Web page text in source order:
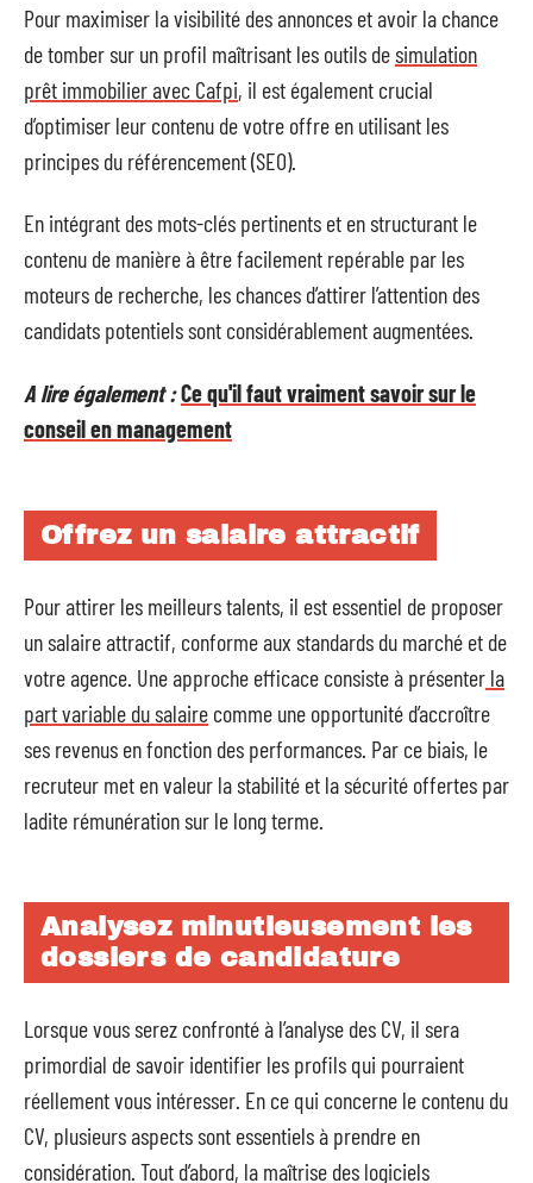
Pour maximiser la visibilité des annonces et avoir la chance
de tomber sur un profil maîtrisant les outils desimulation
prêt immobilier avec Cafpi, il est également crucial
d’optimiser leur contenu de votre offre en utilisant les
principes du référencement (SEO).
En intégrant des mots-clés pertinents et en structurant le
contenu de manière à être facilement repérable par les
moteurs de recherche, les chances d’attirer l’attention des
candidats potentiels sont considérablement augmentées.
A lire également :Ce qu'il faut vraiment savoir sur le
conseil en management
Offrez un salaire attractif
Pour attirer les meilleurs talents, il est essentiel de proposer
un salaire attractif, conforme aux standards du marché et de
votre agence. Une approche efficace consiste à présenter la
part variable du salaire comme une opportunité d’accroître
ses revenus en fonction des performances. Par ce biais, le
recruteur met en valeur la stabilité et la sécurité offertes par
ladite rémunération sur le long terme.
Analysez minutieusement les
dossiers de candidature
Lorsque vous serez confronté à l’analyse des CV, il sera
primordial de savoir identifier les profils qui pourraient
réellement vous intéresser. En ce qui concerne le contenu du
CV, plusieurs aspects sont essentiels à prendre en
considération. Tout d’abord, la maîtrise des logiciels